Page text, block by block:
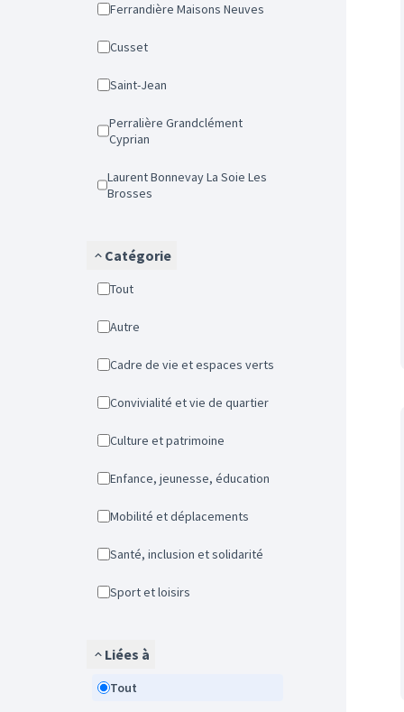
Ferrandière Maisons Neuves
Cusset
Saint-Jean
Perralière Grandclément
Cyprian
Laurent Bonnevay La Soie Les
Brosses
Catégorie
Tout
Autre
Cadre de vie et espaces verts
Convivialité et vie de quartier
Culture et patrimoine
Enfance, jeunesse, éducation
Mobilité et déplacements
Santé, inclusion et solidarité
Sport et loisirs
Liées à
Tout